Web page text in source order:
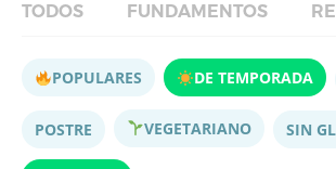
TODOS FUNDAMENTOS
POPULARES DE TEMPORADA
POSTRE VEGETARIANO SIN